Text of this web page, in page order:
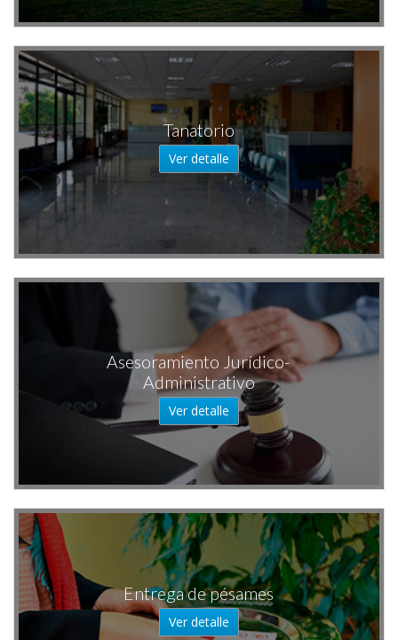
Tanatorio
Ver detalle
Asesoramiento Jurídico-
Administrativo
Ver detalle
Entrega de pésames
Ver detalle